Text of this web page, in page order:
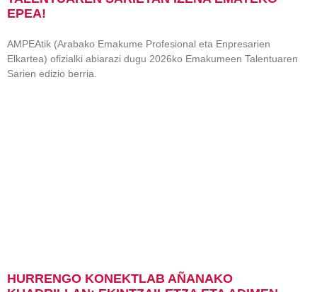
EPEA!
AMPEAtik (Arabako Emakume Profesional eta Enpresarien
Elkartea) ofizialki abiarazi dugu 2026ko Emakumeen Talentuaren
Sarien edizio berria.
HURRENGO KONEKTLAB AÑANAKO